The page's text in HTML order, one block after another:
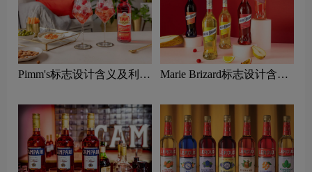
Pimm's标志设计含义及利口
Marie Brizard标志设计含义